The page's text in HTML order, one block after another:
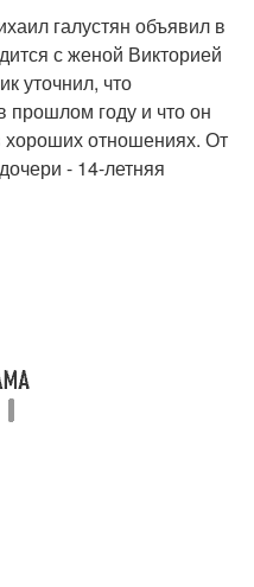
галустян объявил в
с женой Викторией
уточнил, что
прошлом году и что он
хороших отношениях. От
- 14-летняя